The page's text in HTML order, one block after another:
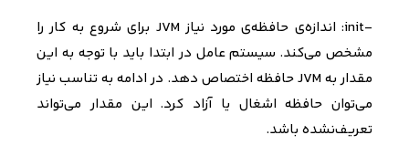
-
init: اندازه‌ی حافظه‌ی مورد نیاز JVM برای شروع به کار را
مشخص می‌کند. سیستم عامل در ابتدا باید با توجه به این
مقدار به JVMحافظه اختصاص دهد. در ادامه به تناسب نیاز
می‌توان حافظه اشغال یا آزاد کرد. این مقدار می‌تواند
تعریف‌نشده باشد.